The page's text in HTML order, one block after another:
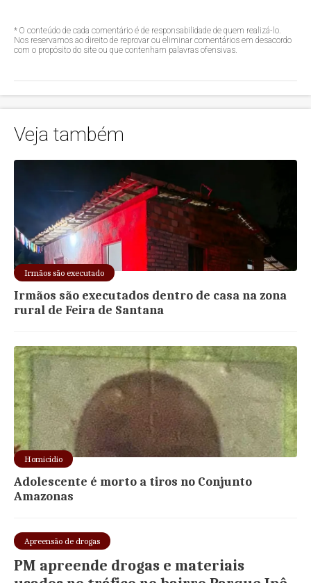
* O conteúdo de cada comentário é de responsabilidade de quem realizá-lo.
Nos reservamos ao direito de reprovar ou eliminar comentários em desacordo
com o propósito do site ou que contenham palavras ofensivas.
Veja também
Irmãos são executado
Irmãos são executados dentro de casa na zona
rural de Feira de Santana
Homicídio
Adolescente é morto a tiros no Conjunto
Amazonas
Apreensão de drogas
PM apreende drogas e materiais